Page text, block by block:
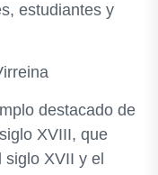
estudiantes y
destacado de
XVIII, que
XVII y el